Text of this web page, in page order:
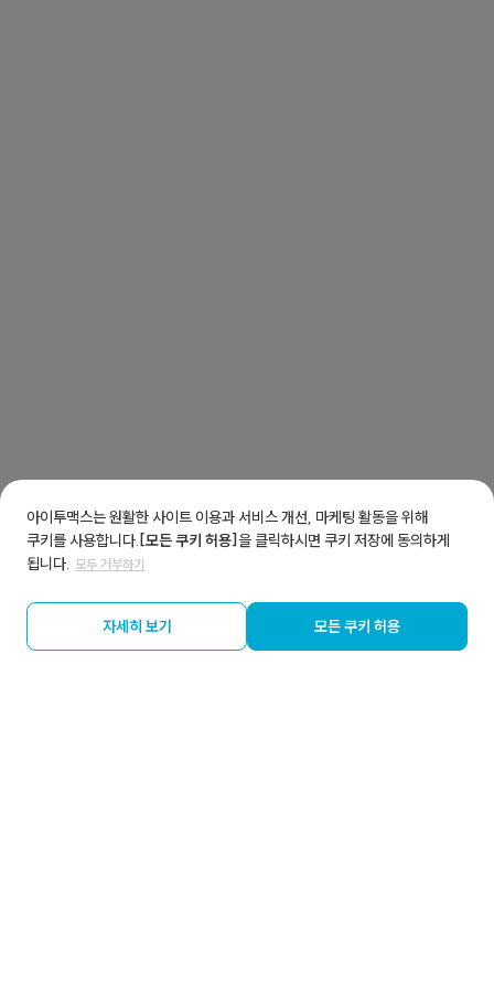
아이투맥스는 원활한 사이트 이용과 서비스 개선, 마케팅 활동을 위해
쿠키를 사용합니다. [모든 쿠키 허용]을 클릭하시면 쿠키 저장에 동의하게
됩니다. 모두 거부하기
자세히 보기 모든 쿠키 허용